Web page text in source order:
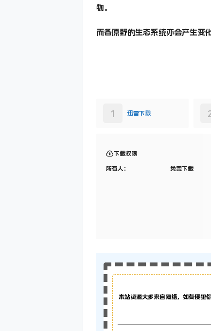
物。
而各原野的生态系统亦会产生
迅雷下载
1
下载权限
所有人： 免费下载
本站资源大多来自网络，如有侵犯